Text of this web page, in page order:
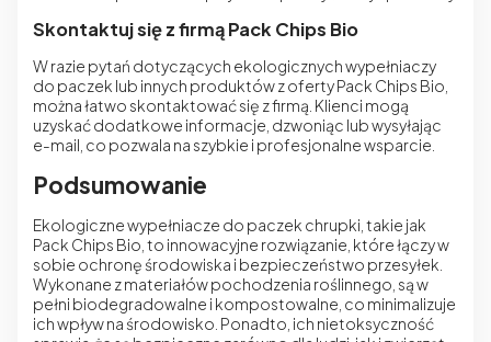
Skontaktuj się z firmą Pack Chips Bio
W razie pytań dotyczących ekologicznych wypełniaczy
do paczek lub innych produktów z oferty Pack Chips Bio,
można łatwo skontaktować się z firmą. Klienci mogą
uzyskać dodatkowe informacje, dzwoniąc lub wysyłając
e-mail, co pozwala na szybkie i profesjonalne wsparcie.
Podsumowanie
Ekologiczne wypełniacze do paczek chrupki, takie jak
Pack Chips Bio, to innowacyjne rozwiązanie, które łączy w
sobie ochronę środowiska i bezpieczeństwo przesyłek.
Wykonane z materiałów pochodzenia roślinnego, są w
pełni biodegradowalne i kompostowalne, co minimalizuje
ich wpływ na środowisko. Ponadto, ich nietoksyczność